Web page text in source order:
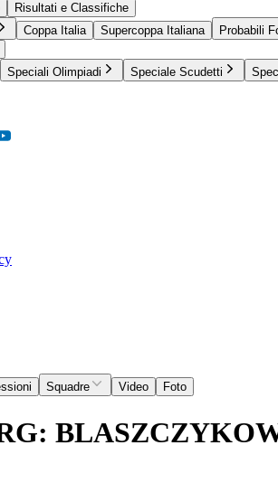
Risultati e Classifiche
Coppa Italia Supercoppa Italiana Probabili
Speciali Olimpiadi Speciale Scudetti
Squadre Video Foto